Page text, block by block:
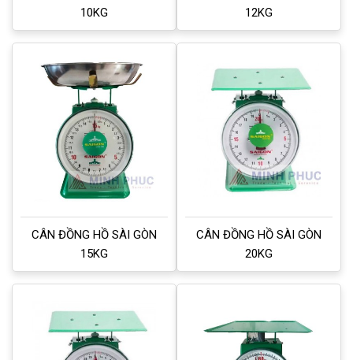
10KG
12KG
CÂN ĐỒNG HỒ SÀI GÒN
15KG
CÂN ĐỒNG HỒ SÀI GÒN
20KG